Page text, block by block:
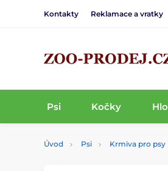
Kontakty Reklamace a vratky
Psi Kočky
Úvod Psi Krmiva pro psy